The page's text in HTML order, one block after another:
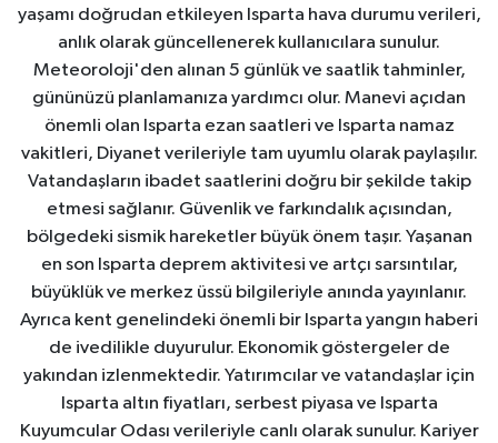
yaşamı doğrudan etkileyen Isparta hava durumu verileri,
anlık olarak güncellenerek kullanıcılara sunulur.
Meteoroloji'den alınan 5 günlük ve saatlik tahminler,
gününüzü planlamanıza yardımcı olur. Manevi açıdan
önemli olan Isparta ezan saatleri ve Isparta namaz
vakitleri, Diyanet verileriyle tam uyumlu olarak paylaşılır.
Vatandaşların ibadet saatlerini doğru bir şekilde takip
etmesi sağlanır. Güvenlik ve farkındalık açısından,
bölgedeki sismik hareketler büyük önem taşır. Yaşanan
en son Isparta deprem aktivitesi ve artçı sarsıntılar,
büyüklük ve merkez üssü bilgileriyle anında yayınlanır.
Ayrıca kent genelindeki önemli bir Isparta yangın haberi
de ivedilikle duyurulur. Ekonomik göstergeler de
yakından izlenmektedir. Yatırımcılar ve vatandaşlar için
Isparta altın fiyatları, serbest piyasa ve Isparta
Kuyumcular Odası verileriyle canlı olarak sunulur. Kariyer